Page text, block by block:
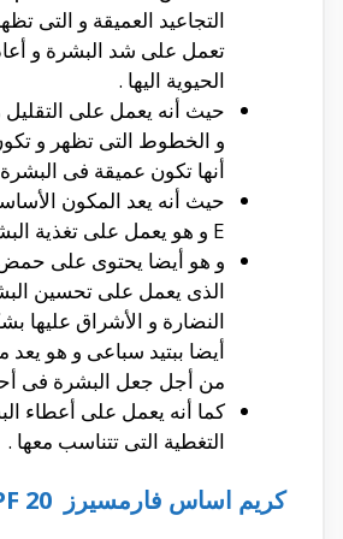
التجاعيد العميقة و التى
تعمل على شد البشرة و
الحيوية اليها .
حيث أنه يعمل على التقليل
و الخطوط التى تظهر و
أنها تكون عميقة فى
حيث أنه يعد المكون
E و هو يعمل على تغذية البشرة جيدا .
و هو أيضا يحتوى على حمض
الذى يعمل على تحسين
النضارة و الأشراق عليها
أيضا ببتيد سباعى و هو يعد
من أجل جعل البشرة فى
كما أنه يعمل على أعطاء
التغطية التى تتناسب معها .
كريم اساس فارمسيرز